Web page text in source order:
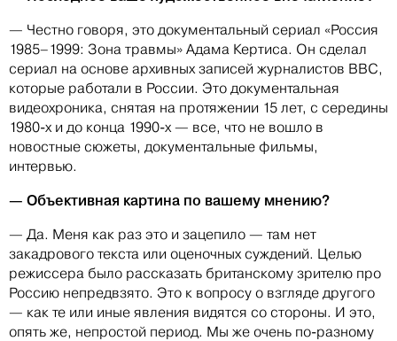
— Честно говоря, это документальный сериал «Россия
1985–1999: Зона травмы» Адама Кертиса. Он сделал
сериал на основе архивных записей журналистов ВВС,
которые работали в России. Это документальная
видеохроника, снятая на протяжении 15 лет, с середины
1980-х и до конца 1990-х — все, что не вошло в
новостные сюжеты, документальные фильмы,
интервью.
— Объективная картина по вашему мнению?
— Да. Меня как раз это и зацепило — там нет
закадрового текста или оценочных суждений. Целью
режиссера было рассказать британскому зрителю про
Россию непредвзято. Это к вопросу о взгляде другого
— как те или иные явления видятся со стороны. И это,
опять же, непростой период. Мы же очень по-разному